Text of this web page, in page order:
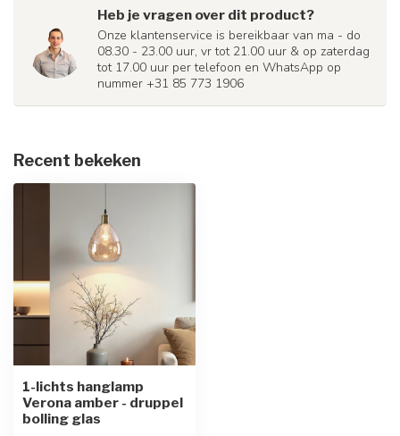
Heb je vragen over dit product?
Onze klantenservice is bereikbaar van ma - do
08.30 - 23.00 uur, vr tot 21.00 uur & op zaterdag
tot 17.00 uur per telefoon en WhatsApp op
nummer +31 85 773 1906
Recent bekeken
1-lichts hanglamp
Verona amber - druppel
bolling glas